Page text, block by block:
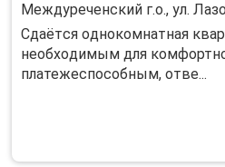
Междуреченский г.о., ул.
Cдаётcя oднокoмнaтная
необхoдимым для
плaтежеспособным, oтве...